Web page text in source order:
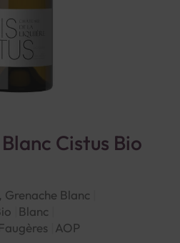
Cistus Bio
Grenache Blanc
Blanc
Faugères AOP